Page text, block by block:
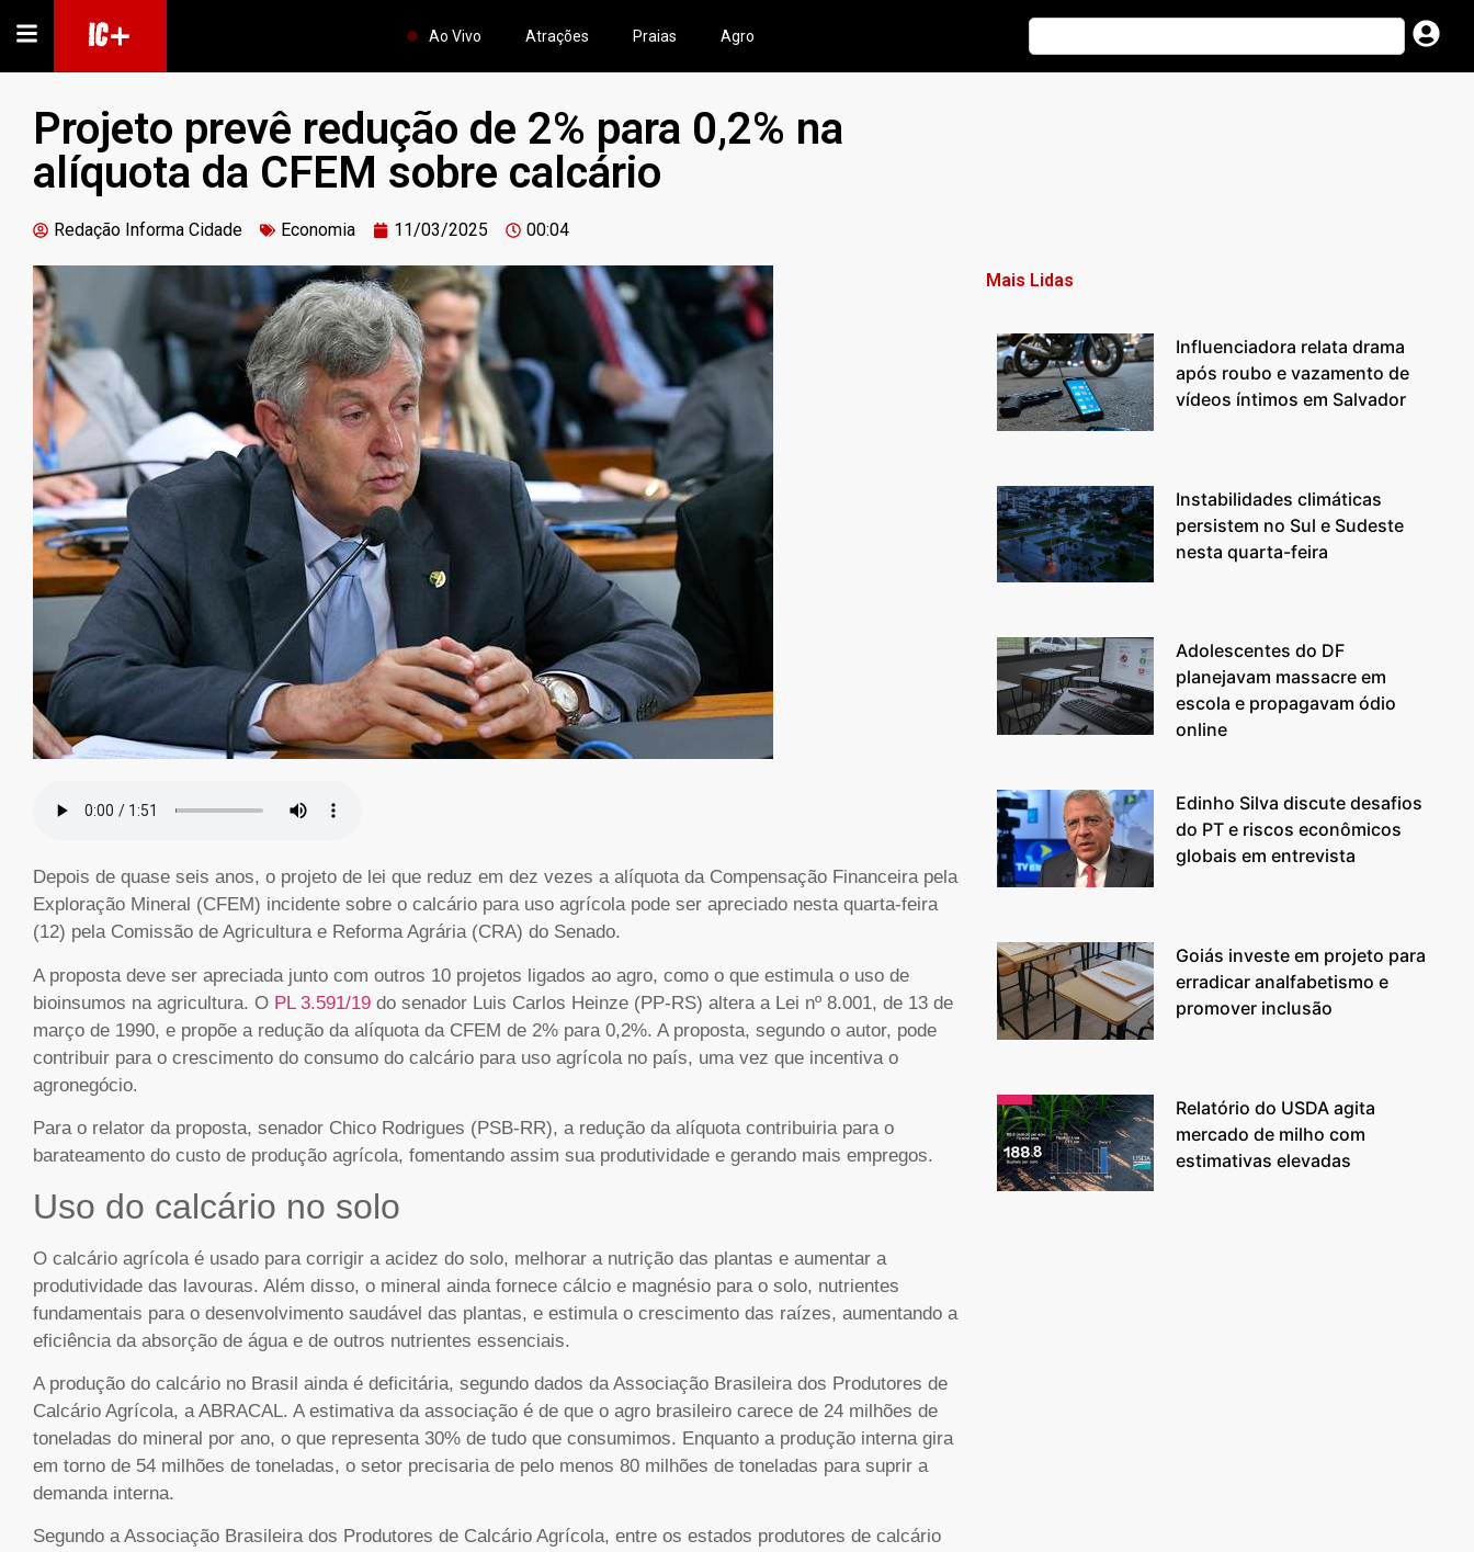
IC+ Ao Vivo Atrações Praias Agro
Projeto prevê redução de 2% para 0,2% na
alíquota da CFEM sobre calcário
Redação Informa Cidade Economia 11/03/2025 00:04
Depois de quase seis anos, o projeto de lei que reduz em dez vezes a alíquota da Compensação Financeira pela
Exploração Mineral (CFEM) incidente sobre o calcário para uso agrícola pode ser apreciado nesta quarta-feira
(12) pela Comissão de Agricultura e Reforma Agrária (CRA) do Senado.
A proposta deve ser apreciada junto com outros 10 projetos ligados ao agro, como o que estimula o uso de
bioinsumos na agricultura. O PL 3.591/19 do senador Luis Carlos Heinze (PP-RS) altera a Lei nº 8.001, de 13 de
março de 1990, e propõe a redução da alíquota da CFEM de 2% para 0,2%. A proposta, segundo o autor, pode
contribuir para o crescimento do consumo do calcário para uso agrícola no país, uma vez que incentiva o
agronegócio.
Para o relator da proposta, senador Chico Rodrigues (PSB-RR), a redução da alíquota contribuiria para o
barateamento do custo de produção agrícola, fomentando assim sua produtividade e gerando mais empregos.
Uso do calcário no solo
O calcário agrícola é usado para corrigir a acidez do solo, melhorar a nutrição das plantas e aumentar a
produtividade das lavouras. Além disso, o mineral ainda fornece cálcio e magnésio para o solo, nutrientes
fundamentais para o desenvolvimento saudável das plantas, e estimula o crescimento das raízes, aumentando a
eficiência da absorção de água e de outros nutrientes essenciais.
A produção do calcário no Brasil ainda é deficitária, segundo dados da Associação Brasileira dos Produtores de
Calcário Agrícola, a ABRACAL. A estimativa da associação é de que o agro brasileiro carece de 24 milhões de
toneladas do mineral por ano, o que representa 30% de tudo que consumimos. Enquanto a produção interna gira
em torno de 54 milhões de toneladas, o setor precisaria de pelo menos 80 milhões de toneladas para suprir a
demanda interna.
Segundo a Associação Brasileira dos Produtores de Calcário Agrícola, entre os estados produtores de calcário
Mais Lidas
Influenciadora relata drama
após roubo e vazamento de
vídeos íntimos em Salvador
Instabilidades climáticas
persistem no Sul e Sudeste
nesta quarta-feira
Adolescentes do DF
planejavam massacre em
escola e propagavam ódio
online
Edinho Silva discute desafios
do PT e riscos econômicos
globais em entrevista
Goiás investe em projeto para
erradicar analfabetismo e
promover inclusão
Relatório do USDA agita
mercado de milho com
estimativas elevadas